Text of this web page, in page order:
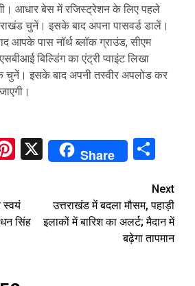
आधार बेस में रजिस्ट्रेशन के लिए पहले
चुनें। इसके बाद अपना पासवर्ड डालें।
आपके पास नॉर्थ ब्लॉक ग्राउंड, सीएम
बिल्डिंग का एंट्री प्वाइंट लिखा
इसके बाद अपनी तस्वीर अपलोड कर
Pinterest
X Share
स्वयं
धन सिंह
Next
उत्तराखंड में बदला मौसम, पहाड़ी
इलाकों में बारिश का अलर्ट; मैदान में
बढ़ेगा तापमान